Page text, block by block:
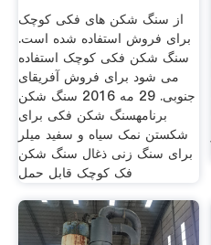
از سنگ شکن های فکی کوچک
برای فروش استفاده شده است.
سنگ شکن فکی کوچک استفاده
می شود برای فروش آفریقای
جنوبی. 29 مه 2016 سنگ شکن
برنامهسنگ شکن فکی برای
شکستن نمک سیاه و سفید میلر
برای سنگ زنی ذغال سنگ شکن
فک کوچک قابل حمل